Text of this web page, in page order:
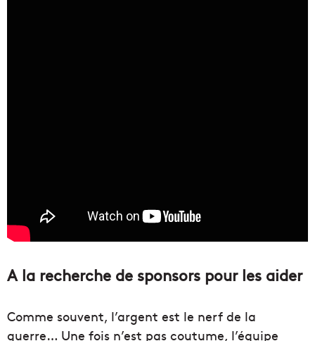
A la recherche de sponsors pour les aider
Comme souvent, l’argent est le nerf de la
guerre… Une fois n’est pas coutume, l’équipe